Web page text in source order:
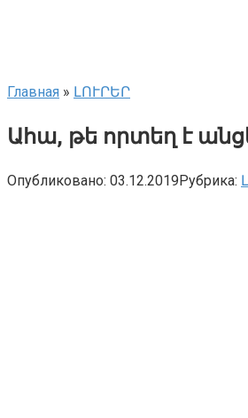
Главная » ԼՈՒՐԵՐ
Ահա, թե որտեղ է
Опубликовано: 03.12.2019Рубрика: